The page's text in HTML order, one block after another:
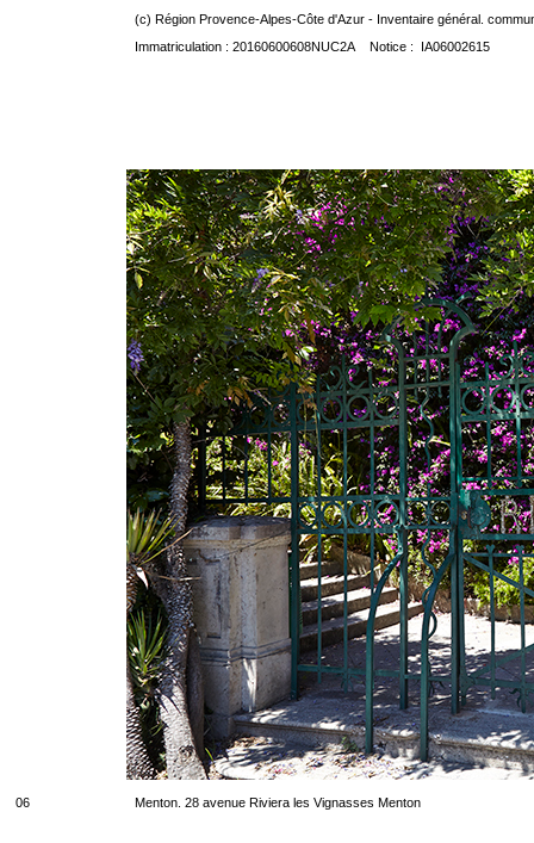
(c) Région Provence-Alpes-Côte d'Azur - Inventaire général.
Immatriculation : 20160600608NUC2A Notice : IA06002615
06 Menton. 28 avenue Riviera les Vignasses Menton